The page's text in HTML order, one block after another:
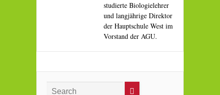
studierte Biologielehrer
und langjährige Direktor
der Hauptschule West im
Vorstand der AGU.